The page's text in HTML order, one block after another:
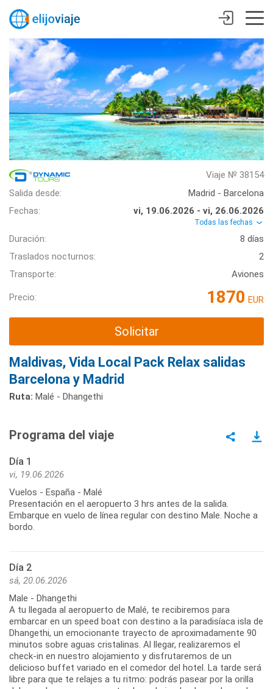
Viaje № 38154
Salida desde:
Madrid - Barcelona
Fechas:
vi, 19.06.2026 - vi, 26.06.2026
Todas las fechas
Duración:
8 días
Traslados nocturnos:
2
Transporte:
Aviones
Precio: 1870 EUR
Solicitar
Maldivas, Vida Local Pack Relax salidas
Barcelona y Madrid
Ruta: Malé - Dhangethi
Programa del viaje
Día 1
vi, 19.06.2026
Vuelos - España - Malé
Presentación en el aeropuerto 3 hrs antes de la salida.
Embarque en vuelo de línea regular con destino Male. Noche a
bordo.
Día 2
sá, 20.06.2026
Male - Dhangethi
A tu llegada al aeropuerto de Malé, te recibiremos para
embarcar en un speed boat con destino a la paradisíaca isla de
Dhangethi, un emocionante trayecto de aproximadamente 90
minutos sobre aguas cristalinas. Al llegar, realizaremos el
check-in en nuestro alojamiento y disfrutaremos de un
delicioso buffet variado en el comedor del hotel. La tarde será
libre para que te relajes a tu ritmo: podrás pasear por la orilla